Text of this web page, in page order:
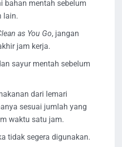
bahan mentah sebelum
lain.
as You Go, jangan
jam kerja.
sayur mentah sebelum
dari lemari
sesuai jumlah yang
waktu satu jam.
tidak segera digunakan.